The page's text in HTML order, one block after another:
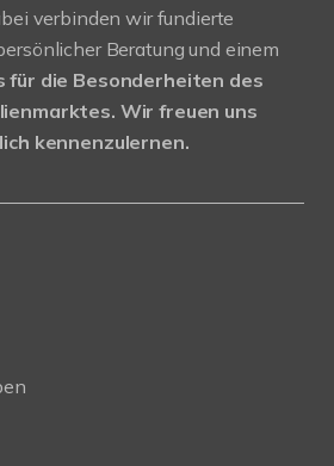
verbinden wir fundierte
Beratung und einem
die Besonderheiten des
Wir freuen uns
kennenzulernen.